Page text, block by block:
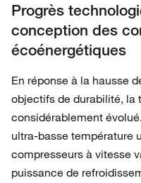
Progrès
conception des
écoénergétiques
En réponse à la hausse
objectifs de durabilité, la
considérablement
ultra-basse température
compresseurs à vitesse
puissance de